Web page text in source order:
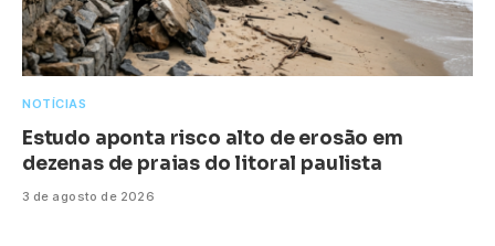
NOTÍCIAS
Estudo aponta risco alto de erosão em
dezenas de praias do litoral paulista
3 de agosto de 2026